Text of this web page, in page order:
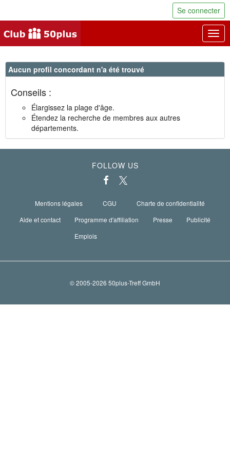
Se connecter
Aucun profil concordant n'a été trouvé
Conseils :
Élargissez la plage d'âge.
Étendez la recherche de membres aux autres
départements.
FOLLOW US
Mentions légales CGU
Charte de confidentialité
Aide et contact
Programme d'affiliation Presse
Publicité
Emplois
© 2005-2026 50plus-Treff GmbH